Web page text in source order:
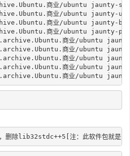
商业/ubuntu
商业/ubuntu jaunty-
商业/ubuntu jaunty-
商业/ubuntu jaunty-
商业/ubuntu
商业/ubuntu
商业/ubuntu
商业/ubuntu
商业/ubuntu
，删除lib32stdc++5[注：此软件包就是